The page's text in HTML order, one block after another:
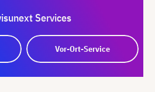
Services
Vor-Ort-Service